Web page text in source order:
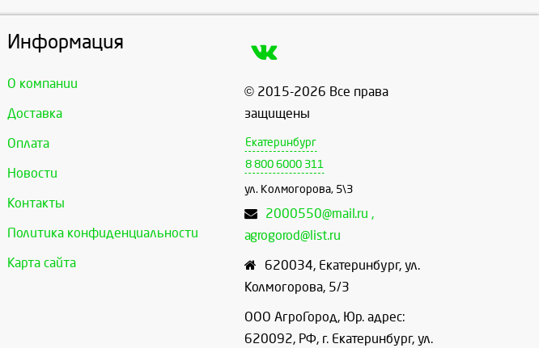
Информация
О компании
Доставка
Оплата
Новости
Контакты
Политика конфиденциальности
Карта сайта
© 2015-2026 Все права
защищены
Екатеринбург
8 800 6000 311
ул. Колмогорова, 5\3
2000550@mail.ru ,
agrogorod@list.ru
620034, Екатеринбург, ул.
Колмогорова, 5/3
ООО АгроГород, Юр. адрес:
620092, РФ, г. Екатеринбург, ул.